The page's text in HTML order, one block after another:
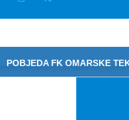
POBJEDA FK OMARSKE TEK